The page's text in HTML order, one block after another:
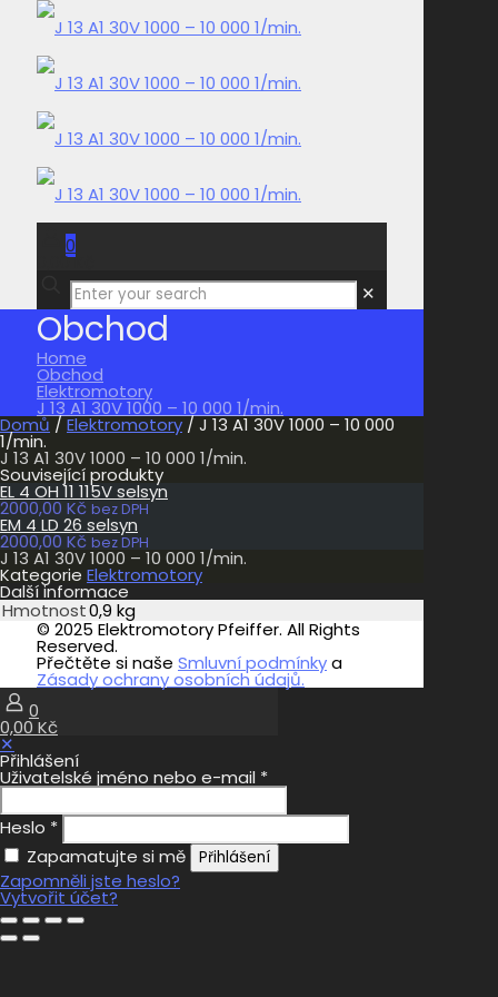
0
0,00 Kč
✕
Obchod
Home
Obchod
Elektromotory
J 13 A1 30V 1000 – 10 000 1/min.
Domů / Elektromotory / J 13 A1 30V 1000 – 10 000
1/min.
J 13 A1 30V 1000 – 10 000 1/min.
Související produkty
EL 4 OH 11 115V selsyn
2000,00 Kč bez DPH
EM 4 LD 26 selsyn
2000,00 Kč bez DPH
J 13 A1 30V 1000 – 10 000 1/min.
Kategorie Elektromotory
Další informace
Hmotnost0,9 kg
© 2025 Elektromotory Pfeiffer. All Rights
Reserved.
Přečtěte si naše Smluvní podmínkya
Zásady ochrany osobních údajů.
0
0,00 Kč
✕
Přihlášení
Uživatelské jméno nebo e-mail *
Heslo *
Zapamatujte si mě
Přihlášení
Zapomněli jste heslo?
Vytvořit účet?